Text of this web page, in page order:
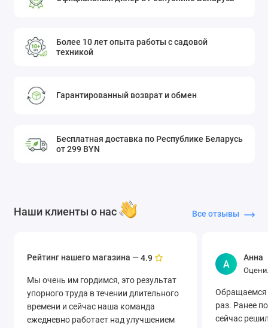
Более 10 лет опыта работы с садовой
техникой
Гарантированный возврат и обмен
Бесплатная доставка по Республике Беларусь
от 299 BYN
Наши клиенты о нас Все отзывы
Рейтинг нашего магазина —4.9
Мы очень им гордимся, это результат
упорного труда в течении длительного
времени и сейчас наша команда
ежедневно работает над улучшением
А
Анна
Обращаемся
раз. Ранее
сейчас